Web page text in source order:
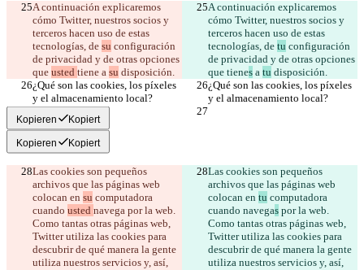
A continuación explicaremos
cómo Twitter, nuestros socios y
terceros hacen uso de estas
tecnologías, de su configuración
de privacidad y de otras opciones
que usted tiene a su
A continuación explicaremos
cómo Twitter, nuestros socios y
terceros hacen uso de estas
tecnologías, de tu configuración
de privacidad y de otras opciones
que tienes a tu
¿Qué son las cookies, los píxeles
¿Qué son las cookies, los píxeles
Kopieren Kopiert
Kopieren Kopiert
Las cookies son pequeños
archivos que las páginas web
colocan en su computadora
cuando usted navega por la web.
Como tantas otras páginas web,
Twitter utiliza las cookies para
descubrir de qué manera la gente
utiliza nuestros servicios y, así,
Las cookies son pequeños
archivos que las páginas web
colocan en tu computadora
cuando navegas por la web.
Como tantas otras páginas web,
Twitter utiliza las cookies para
descubrir de qué manera la gente
utiliza nuestros servicios y, así,